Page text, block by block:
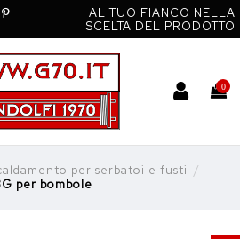
AL TUO FIANCO NELLA
SCELTA DEL PRODOTTO
0
per serbatoi e fusti
per bombole